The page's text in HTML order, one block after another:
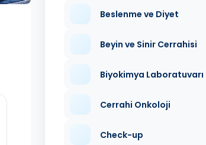
Beslenme ve Diyet
Beyin ve Sinir Cerrahisi
Biyokimya Laboratuvarı
Cerrahi Onkoloji
Check-up